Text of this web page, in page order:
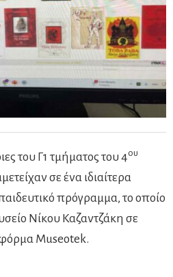
του Γ1 τμήματος του 4ου
σε ένα ιδιαίτερα
πρόγραμμα, το οποίο
Νίκου Καζαντζάκη σε
Museotek.